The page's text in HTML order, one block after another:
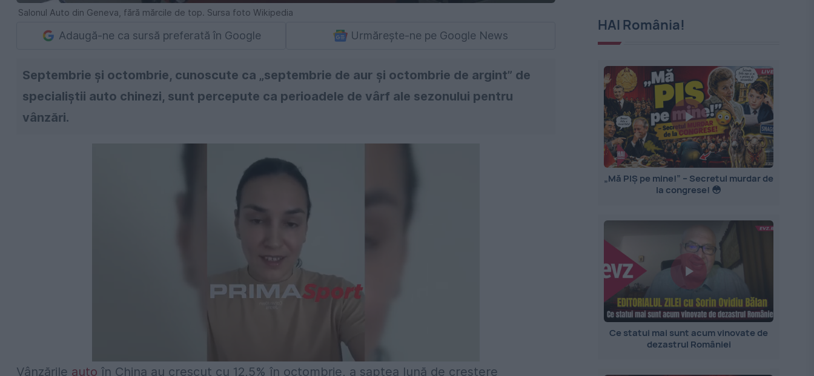
Salonul Auto din Geneva, fără mărcile de top. Sursa foto Wikipedia
Adaugă-ne ca sursă preferată în Google Urmărește-ne pe Google News
Septembrie şi octombrie, cunoscute ca „septembrie de aur şi octombrie de argint” de
specialiştii auto chinezi, sunt percepute ca perioadele de vârf ale sezonului pentru
vânzări.
Vânzările auto în China au crescut cu 12,5% în octombrie, a şaptea lună de creştere
HAI România!
„Mă PIȘ pe mine!” – Secretul murdar de
la congrese! 😳
Ce statui mai sunt acum vinovate de
dezastrul României